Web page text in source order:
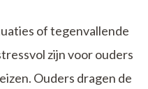
of tegenvallende
zijn voor ouders
Ouders dragen de